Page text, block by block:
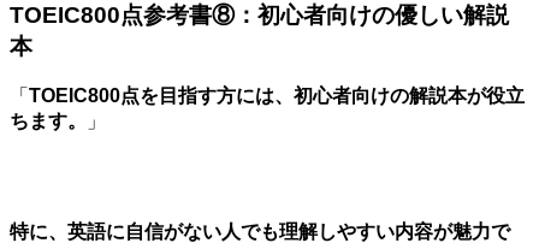
TOEIC800点参考書⑧：初心者向けの優しい解説
本
「 TOEIC800点を目指す方には、初心者向けの解説本が役立
ちます。
」
特に、英語に自信がない人でも理解しやすい内容が魅力で